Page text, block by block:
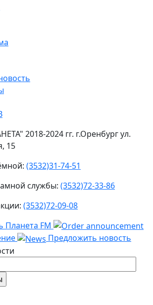
2018-2024 гг. г.Оренбург ул.
15
(3532)31-74-51
службы: (3532)72-33-86
(3532)72-09-08
Планета FM
Предложить новость